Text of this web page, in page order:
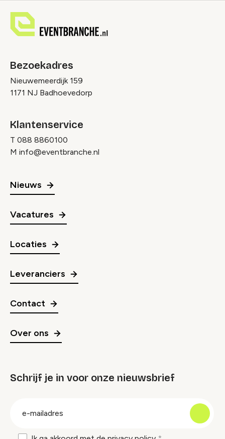
Bezoekadres
Nieuwemeerdijk 159
1171 NJ Badhoevedorp
Klantenservice
T 088 8860100
M info@eventbranche.nl
Nieuws
Vacatures
Locaties
Leveranciers
Contact
Over ons
Schrijf je in voor onze nieuwsbrief